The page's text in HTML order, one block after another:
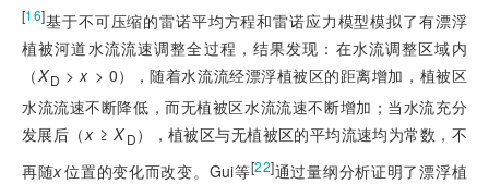
[16]基于不可压缩的雷诺平均方程和雷诺应力模型模拟了有漂浮
植被河道水流流速调整全过程，结果发现：在水流调整区域内
（XD > x > 0），随着水流流经漂浮植被区的距离增加，植被区
水流流速不断降低，而无植被区水流流速不断增加；当水流充分
发展后（x ≥ XD），植被区与无植被区的平均流速均为常数，不
再随x位置的变化而改变。Gui等[22]通过量纲分析证明了漂浮植